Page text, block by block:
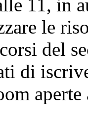
11, in
le
del
di